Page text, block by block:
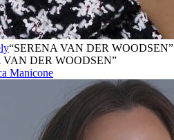
“SERENA VAN DER WOODSEN”
VAN DER WOODSEN”
Manicone